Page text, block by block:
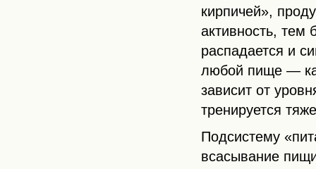
кирпичей»,
активность, тем
распадается и
любой пище —
зависит от
тренируется
Подсистему
всасывание